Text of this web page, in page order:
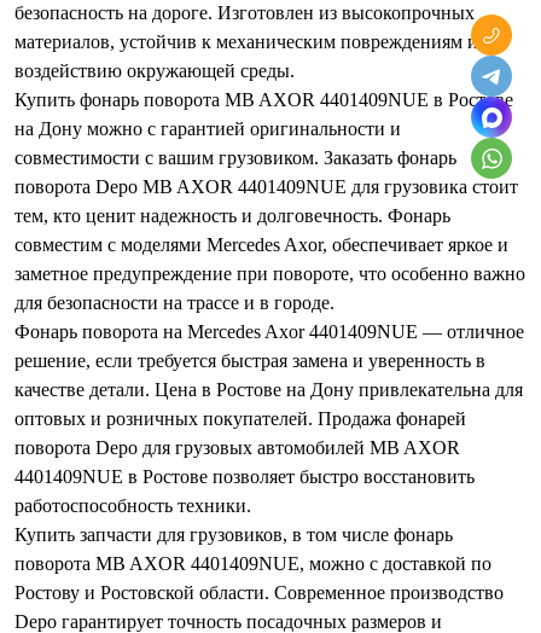
безопасность на дороге. Изготовлен из высокопрочных
материалов, устойчив к механическим повреждениям и
воздействию окружающей среды.
Купить фонарь поворота MB AXOR 4401409NUE в Ростове
на Дону можно с гарантией оригинальности и
совместимости с вашим грузовиком. Заказать фонарь
поворота Depo MB AXOR 4401409NUE для грузовика стоит
тем, кто ценит надежность и долговечность. Фонарь
совместим с моделями Mercedes Axor, обеспечивает яркое и
заметное предупреждение при повороте, что особенно важно
для безопасности на трассе и в городе.
Фонарь поворота на Mercedes Axor 4401409NUE — отличное
решение, если требуется быстрая замена и уверенность в
качестве детали. Цена в Ростове на Дону привлекательна для
оптовых и розничных покупателей. Продажа фонарей
поворота Depo для грузовых автомобилей MB AXOR
4401409NUE в Ростове позволяет быстро восстановить
работоспособность техники.
Купить запчасти для грузовиков, в том числе фонарь
поворота MB AXOR 4401409NUE, можно с доставкой по
Ростову и Ростовской области. Современное производство
Depo гарантирует точность посадочных размеров и